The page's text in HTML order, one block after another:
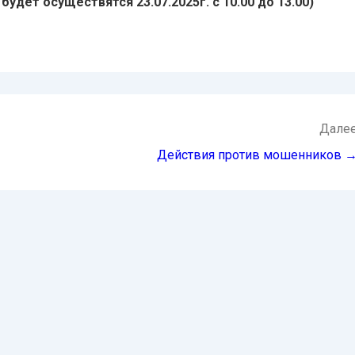
Действия против мошенников